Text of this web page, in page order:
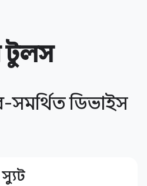
টুলস
সমর্থিত ডিভাইস